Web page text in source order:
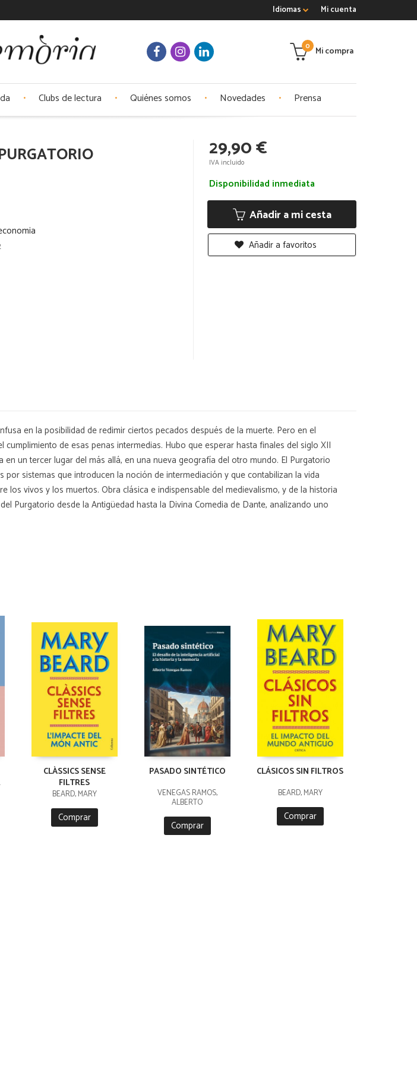
Mi cuenta
Idiomas
Mi compra
0
Clubs de lectura Quiénes somos Novedades Prensa
29,90 €
IVA incluido
Disponibilidad inmediata
Añadir a mi cesta
Añadir a favoritos
en la posibilidad de redimir ciertos pecados después de la muerte. Pero en el
de esas penas intermedias. Hubo que esperar hasta finales del siglo XII
un tercer lugar del más allá, en una nueva geografía del otro mundo. El Purgatorio
sistemas que introducen la noción de intermediación y que contabilizan la vida
los vivos y los muertos. Obra clásica e indispensable del medievalismo, y de la historia
Purgatorio desde la Antigüedad hasta la Divina Comedia de Dante, analizando uno
CLÀSSICS SENSE
FILTRES
BEARD, MARY
Comprar
PASADO SINTÉTICO
VENEGAS RAMOS,
ALBERTO
Comprar
CLÁSICOS SIN FILTROS
BEARD, MARY
Comprar